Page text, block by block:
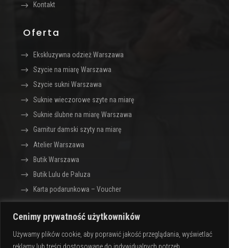
Cenimy prywatność użytkowników
Używamy plików cookie, aby poprawić jakość przeglądania, wyświetlać
reklamy lub treści dostosowane do indywidualnych potrzeb
Kontakt
Oferta
Ekskluzywna odzież Warszawa
Szycie na miarę Warszawa
Szycie sukni Warszawa
Suknie wieczorowe szyte na miarę
Suknie ślubne na miarę Warszawa
Garnitur damski szyty na miarę
Atelier Warszawa
Butik Warszawa
Butik Lulu de Paluza
Karta podarunkowa – Voucher
Sklep z ekskluzywną odzieżą dla kobiet Lulu de
Paluza · Warszawa